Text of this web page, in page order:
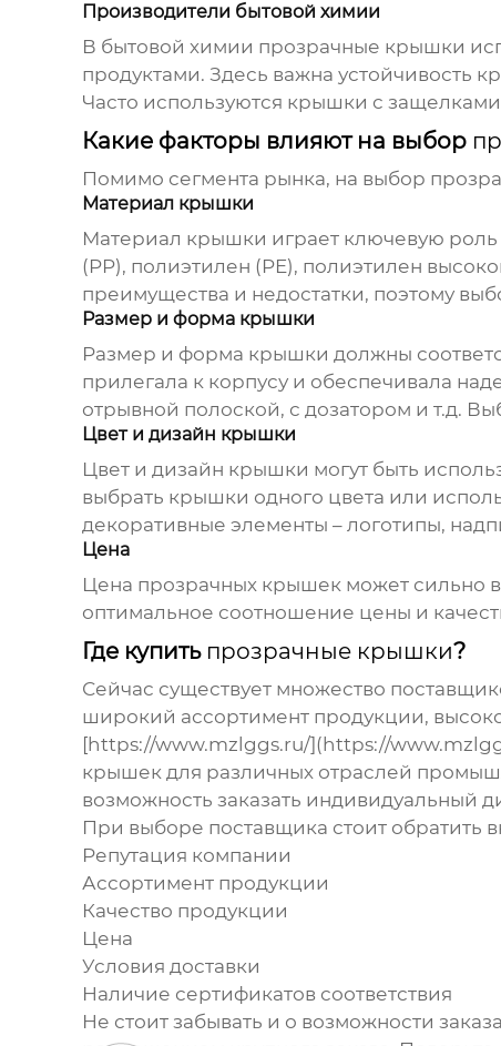
Производители бытовой химии
В бытовой химии прозрачные крышки
продуктами. Здесь важна устойчивость
Часто используются крышки с
Какие факторы влияют на выбор
Помимо сегмента рынка, на выбор
Материал крышки
Материал крышки играет ключевую
(PP), полиэтилен (PE), полиэтилен
преимущества и недостатки, поэтому
Размер и форма крышки
Размер и форма крышки должны
прилегала к корпусу и обеспечивала
отрывной полоской, с дозатором и т.д.
Цвет и дизайн крышки
Цвет и дизайн крышки могут быть
выбрать крышки одного цвета или
декоративные элементы – логотипы,
Цена
Цена прозрачных крышекможет сильно
оптимальное соотношение цены и
Где купить прозрачные крышки?
Сейчас существует множество
широкий ассортимент продукции,
[https://www.mzlggs.ru/](https://
крышекдля различных отраслей
возможность заказать индивидуальный
При выборе поставщика стоит
Репутация компании
Ассортимент продукции
Качество продукции
Цена
Условия доставки
Наличие сертификатов соответствия
Не стоит забывать и о возможности